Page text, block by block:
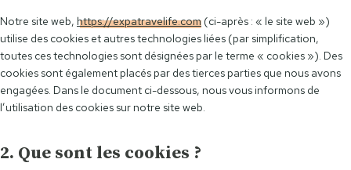
Notre site web, https://expatravelife.com (ci-après : « le site web »)
utilise des cookies et autres technologies liées (par simplification,
toutes ces technologies sont désignées par le terme « cookies »). Des
cookies sont également placés par des tierces parties que nous avons
engagées. Dans le document ci-dessous, nous vous informons de
l’utilisation des cookies sur notre site web.
2. Que sont les cookies ?